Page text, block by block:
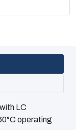
LC
operating